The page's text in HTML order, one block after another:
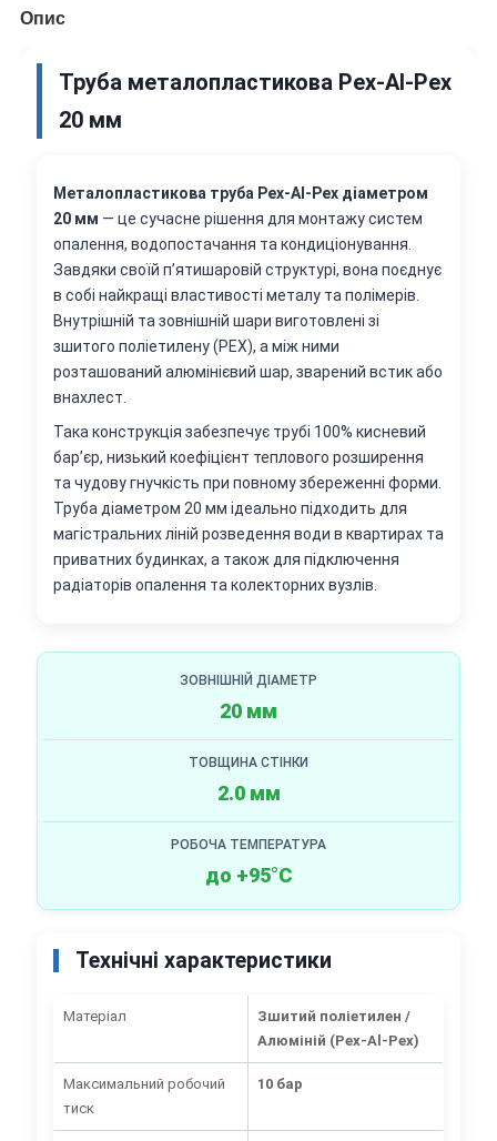
Опис
Труба металопластикова Pex-Al-Pex
20 мм
Металопластикова труба Pex-Al-Pex діаметром
20 мм — це сучасне рішення для монтажу систем
опалення, водопостачання та кондиціонування.
Завдяки своїй п’ятишаровій структурі, вона поєднує
в собі найкращі властивості металу та полімерів.
Внутрішній та зовнішній шари виготовлені зі
зшитого поліетилену (PEX), а між ними
розташований алюмінієвий шар, зварений встик або
внахлест.
Така конструкція забезпечує трубі 100% кисневий
бар’єр, низький коефіцієнт теплового розширення
та чудову гнучкість при повному збереженні форми.
Труба діаметром 20 мм ідеально підходить для
магістральних ліній розведення води в квартирах та
приватних будинках, а також для підключення
радіаторів опалення та колекторних вузлів.
ЗОВНІШНІЙ ДІАМЕТР
20 мм
ТОВЩИНА СТІНКИ
2.0 мм
РОБОЧА ТЕМПЕРАТУРА
до +95°C
Технічні характеристики
Матеріал
Зшитий поліетилен /
Алюміній (Pex-Al-Pex)
Максимальний робочий
тиск
10 бар